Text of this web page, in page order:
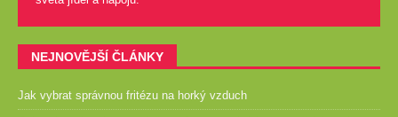
NEJNOVĚJŠÍ ČLÁNKY
Jak vybrat správnou fritézu na horký vzduch